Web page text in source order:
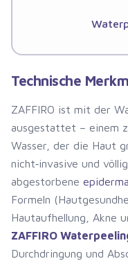
Technische
ZAFFIRO ist mit der
ausgestattet – einem
Wasser, der die Haut
nicht‑invasive und
abgestorbene
Formeln
Hautaufhellung, Akne
ZAFFIRO
Durchdringung und